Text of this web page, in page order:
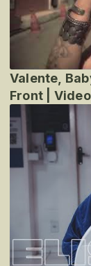
Valente,
Front |